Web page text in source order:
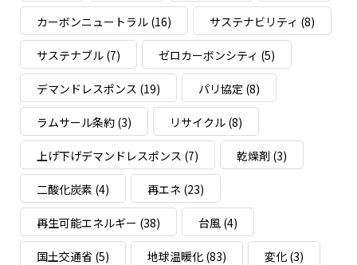
カーボンニュートラル(16) サステナビリティ (8)
サステナブル(7) ゼロカーボンシティ (5)
デマンドレスポンス (19) パリ協定 (8)
ラムサール条約(3) リサイクル(8)
上げ下げデマンドレスポンス (7) 乾燥剤 (3)
二酸化炭素 (4) 再エネ (23)
再生可能エネルギー (38) 台風(4)
国土交通省(5) 地球温暖化(83) 変化(3)